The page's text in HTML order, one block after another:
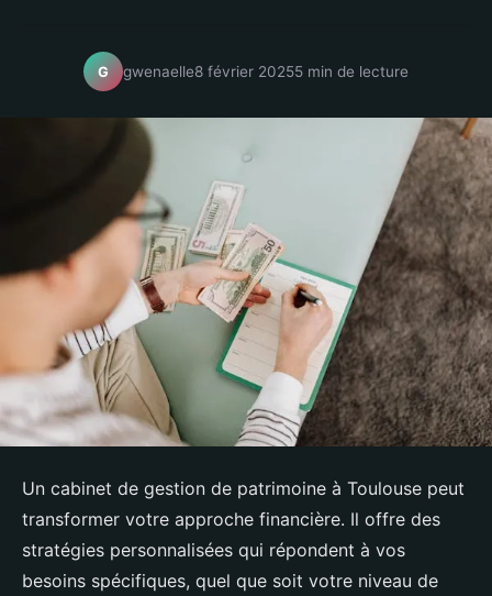
G gwenaelle8 février 20255 min de lecture
Un cabinet de gestion de patrimoine à Toulouse peut
transformer votre approche financière. Il offre des
stratégies personnalisées qui répondent à vos
besoins spécifiques, quel que soit votre niveau de